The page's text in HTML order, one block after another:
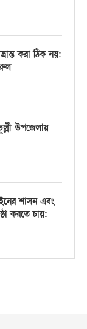
করা ঠিক নয়:
উপজেলায়
শাসন এবং
করতে চায়: